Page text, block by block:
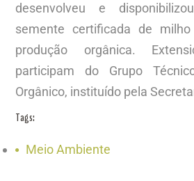
desenvolveu e
semente certificada de
produção orgânica.
participam do Grupo
Orgânico, instituído pela
Tags:
Meio Ambiente